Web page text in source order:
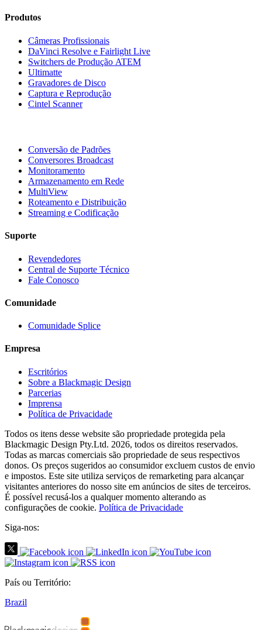
Produtos
Câmeras Profissionais
DaVinci Resolve e Fairlight Live
Switchers de Produção ATEM
Ultimatte
Gravadores de Disco
Captura e Reprodução
Cintel Scanner
Conversão de Padrões
Conversores Broadcast
Monitoramento
Armazenamento em Rede
MultiView
Roteamento e Distribuição
Streaming e Codificação
Suporte
Revendedores
Central de Suporte Técnico
Fale Conosco
Comunidade
Comunidade Splice
Empresa
Escritórios
Sobre a Blackmagic Design
Parcerias
Imprensa
Política de Privacidade
Todos os itens desse website são propriedade protegida pela
Blackmagic Design Pty.Ltd. 2026, todos os direitos reservados.
Todas as marcas comerciais são propriedade de seus respectivos
donos. Os preços sugeridos ao consumidor excluem custos de envio
e impostos. Este site utiliza serviços de remarketing para alcançar
visitantes anteriores do nosso site em anúncios de sites de terceiros.
É possível recusá-los a qualquer momento alterando as
configurações de cookie. Política de Privacidade
Siga-nos:
País ou Território:
Brazil